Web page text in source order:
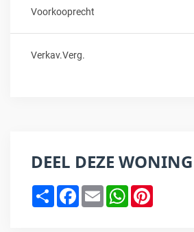
Voorkooprecht
Verkav.verg.
DEEL DEZE WONING
Share Facebook
Email WhatsApp